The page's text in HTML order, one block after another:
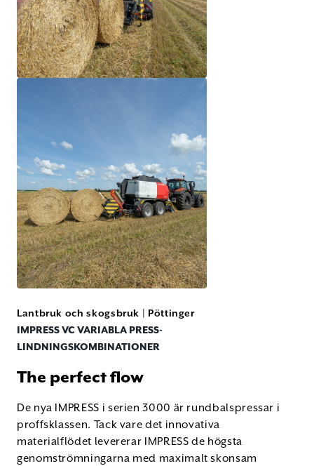
Lantbruk och skogsbruk
Pöttinger
IMPRESS VC VARIABLA PRESS-
LINDNINGSKOMBINATIONER
The perfect flow
De nya IMPRESS i serien 3000 är rundbalspressar i
proffsklassen. Tack vare det innovativa
materialflödet levererar IMPRESS de högsta
genomströmningarna med maximalt skonsam